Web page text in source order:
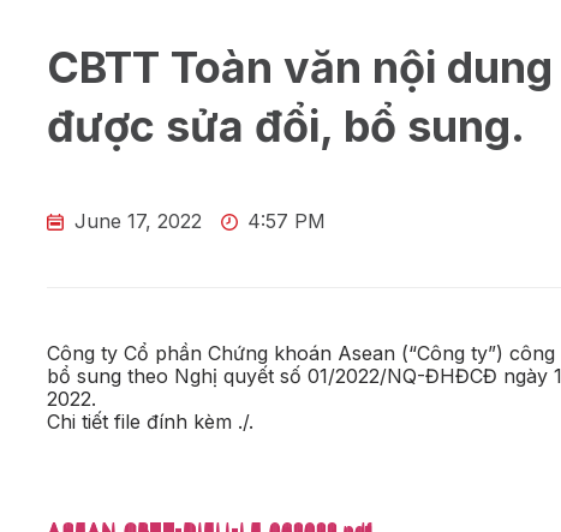
CBTT Toàn văn nội
được sửa đổi, bổ sung.
June 17, 2022 4:57 PM
Công ty Cổ phần Chứng khoán Asean (“Công ty”)
bổ sung theo Nghị quyết số 01/2022/NQ-ĐHĐCĐ
2022.
Chi tiết file đính kèm ./.